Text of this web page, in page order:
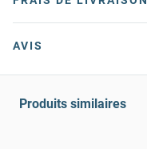
AVIS
Produits similaires